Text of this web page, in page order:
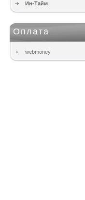
Ин-Тайм
Оплата
webmoney